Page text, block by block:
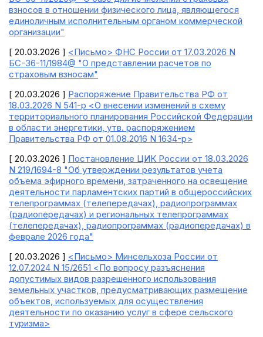
взносов в отношении физического лица, являющегося
единоличным исполнительным органом коммерческой
организации"
[ 20.03.2026 ] <Письмо> ФНС России от 17.03.2026 N
БС-36-11/1984@ "О представлении расчетов по
страховым взносам"
[ 20.03.2026 ] Распоряжение Правительства РФ от
18.03.2026 N 541-р <О внесении изменений в схему
территориального планирования Российской Федерации
в области энергетики, утв. распоряжением
Правительства РФ от 01.08.2016 N 1634-р>
[ 20.03.2026 ] Постановление ЦИК России от 18.03.2026
N 219/1694-8 "Об утверждении результатов учета
объема эфирного времени, затраченного на освещение
деятельности парламентских партий в общероссийских
телепрограммах (телепередачах), радиопрограммах
(радиопередачах) и региональных телепрограммах
(телепередачах), радиопрограммах (радиопередачах) в
феврале 2026 года"
[ 20.03.2026 ] <Письмо> Минсельхоза России от
12.07.2024 N 15/2651 <По вопросу разъяснения
допустимых видов разрешенного использования
земельных участков, предусматривающих размещение
объектов, используемых для осуществления
деятельности по оказанию услуг в сфере сельского
туризма>